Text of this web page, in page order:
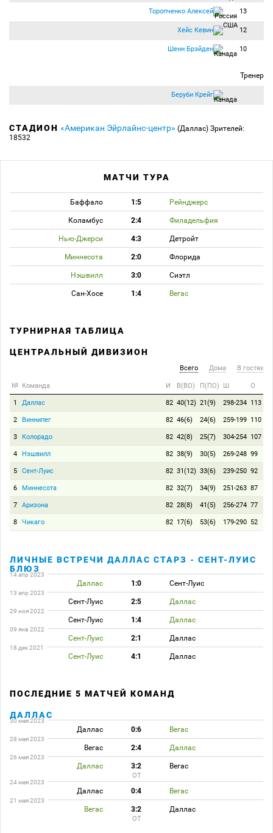
Торопченко Алексей 13
Хейс Кевин 12
Шенн Брэйден 10
Тренер
Беруби Крейг
СТАДИОН «Американ Эйрлайнс-центр» (Даллас) Зрителей:
18532
МАТЧИ ТУРА
Баффало 1:5 Рейнджерс
Коламбус 2:4 Филадельфия
Нью-Джерси 4:3 Детройт
Миннесота 2:0 Флорида
Нэшвилл 3:0 Сиэтл
Сан-Хосе 1:4 Вегас
ТУРНИРНАЯ ТАБЛИЦА
ЦЕНТРАЛЬНЫЙ ДИВИЗИОН
Всего Дома В гостях
№ Команда И В(ВО) П(ПО) Ш О
1 Даллас 82 40(12) 21(9) 298-234 113
2 Виннипег 82 46(6) 24(6) 259-199 110
3 Колорадо 82 42(8) 25(7) 304-254 107
4 Нэшвилл 82 38(9) 30(5) 269-248 99
5 Сент-Луис 82 31(12) 33(6) 239-250 92
6 Миннесота 82 32(7) 34(9) 251-263 87
7 Аризона 82 28(8) 41(5) 256-274 77
8 Чикаго 82 17(6) 53(6) 179-290 52
ЛИЧНЫЕ ВСТРЕЧИ ДАЛЛАС СТАРЗ - СЕНТ-ЛУИС
БЛЮЗ
14 апр 2023
Даллас 1:0 Сент-Луис
13 апр 2023
Сент-Луис 2:5 Даллас
29 ноя 2022
Сент-Луис 1:4 Даллас
09 янв 2022
Сент-Луис 2:1 Даллас
18 дек 2021
Сент-Луис 4:1 Даллас
ПОСЛЕДНИЕ 5 МАТЧЕЙ КОМАНД
ДАЛЛАС
30 мая 2023
Даллас 0:6 Вегас
28 мая 2023
Вегас 2:4 Даллас
26 мая 2023
Даллас 3:2 Вегас
ОТ
24 мая 2023
Даллас 0:4 Вегас
21 мая 2023
Вегас 3:2 Даллас
ОТ